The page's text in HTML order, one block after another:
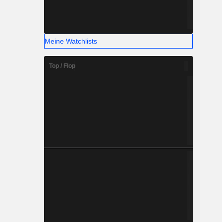
Meine Watchlists
Top / Flop